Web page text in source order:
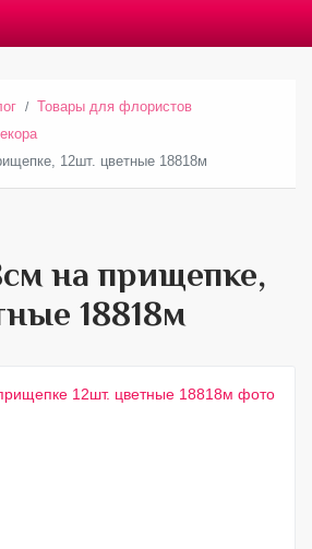
Товары для флористов
12шт. цветные 18818м
на прищепке,
18818м